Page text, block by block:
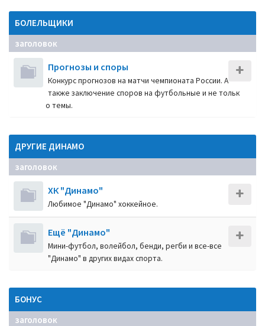
БОЛЕЛЬЩИКИ
заголовок
Прогнозы и споры
Конкурс прогнозов на матчи чемпионата России. А
также заключение споров на футбольные и не тольк
о темы.
ДРУГИЕ ДИНАМО
заголовок
ХК "Динамо"
Любимое "Динамо" хоккейное.
Ещё "Динамо"
Мини-футбол, волейбол, бенди, регби и все-все
"Динамо" в других видах спорта.
БОНУС
заголовок